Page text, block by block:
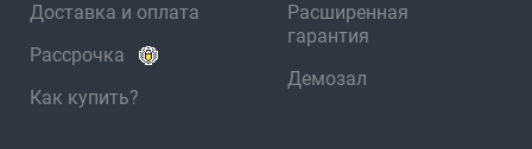
Доставка и оплата
Рассрочка
Как купить?
Расширенная
гарантия
Демозал